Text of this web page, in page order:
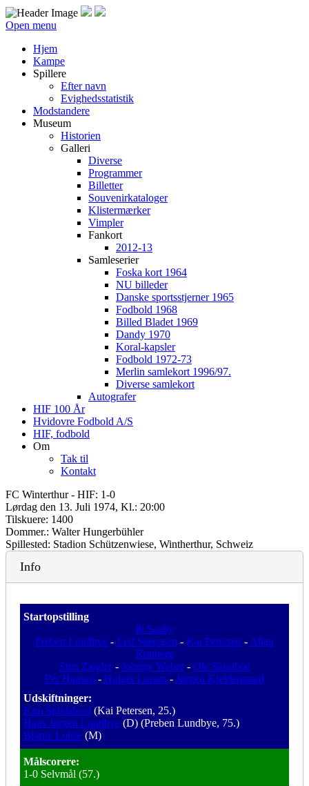
Open menu
Hjem
Kampe
Spillere
Efter navn
Evighedsstatistik
Modstandere
Museum
Historien
Galleri
Diverse
Programmer
Billetter
Souvenirkataloger
Klistermærker
Vimpler
Fankort
2012-13
Samleserier
Foska kort 1964
NU billeder
Danske sportsstjerner 1965
Fodbold 1968
Billed Bladet 1969
Dandy 1970
Koral-kapsler
Fodbold 1972-73
Merlin samlekort 1996/97.
Diverse samlekort
Autografer
HIF 100 År
Hvidovre Fodbold A/S
HIF, fodbold
Om
Tak til
Kontakt
FC Winterthur - HIF: 1-0
Lørdag den 13. Juli 1974, Kl.: 20:00
Tilskuere: 1400
Dommer.: Walter Hungerbühler
Spillested: Stadion Schützenwiese, Wintherthur, Schweiz
Info
Startopstilling
Ib Saaby
Preben Lundbye - Leif Sørensen - Kai Petersen - Allan
Rønberg
Sten Ziegler- Johnny Weber- Ole Skouboe
Per Hansen - Holger Larsen - Jørgen Kjeldergaard
Udskiftninger:
Kim Splidsboel (Kai Petersen, 25.)
Hans Jørgen Lundbye (D) (Preben Lundbye, 75.)
Bjarne Lohse (M)
Målscorere:
1-0 Selvmål (57.)